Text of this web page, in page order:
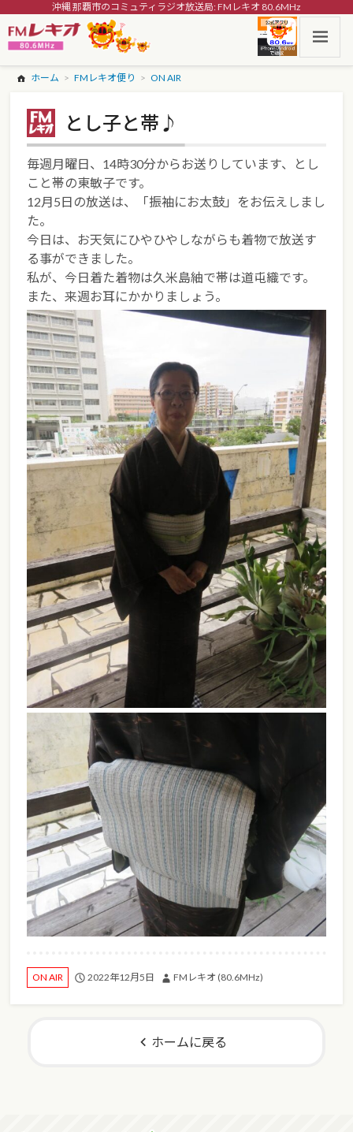
沖縄 那覇市のコミュティラジオ放送局: FMレキオ 80.6MHz
ホーム FMレキオ便り ON AIR
とし子と帯♪
毎週月曜日、14時30分からお送りしています、とし
こと帯の東敏子です。
12月5日の放送は、「振袖にお太鼓」をお伝えしまし
た。
今日は、お天気にひやひやしながらも着物で放送す
る事ができました。
私が、今日着た着物は久米島紬で帯は道屯織です。
また、来週お耳にかかりましょう。
ON AIR 2022年12月5日 FMレキオ (80.6MHz)
ホームに戻る